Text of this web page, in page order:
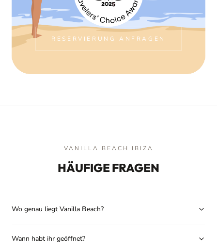
RESERVIERUNG ANFRAGEN
VANILLA BEACH IBIZA
HÄUFIGE FRAGEN
Wo genau liegt Vanilla Beach?
Wann habt ihr geöffnet?